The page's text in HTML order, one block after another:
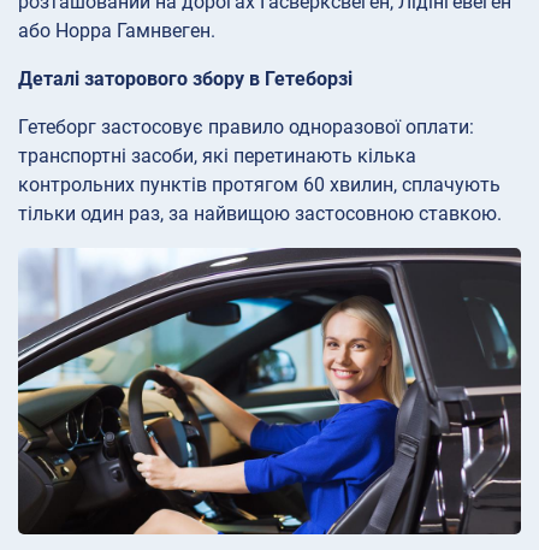
або Норра Гамнвеген.
Деталі заторового збору в Гетеборзі
Гетеборг застосовує правило одноразової оплати:
транспортні засоби, які перетинають кілька
контрольних пунктів протягом 60 хвилин, сплачують
тільки один раз, за найвищою застосовною ставкою.